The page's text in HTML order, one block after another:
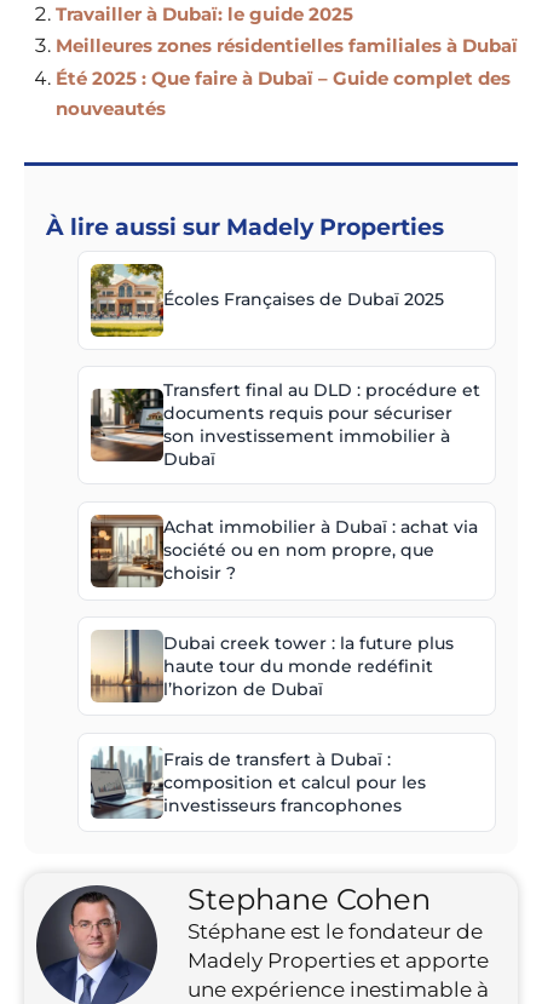
Travailler à Dubaï: le guide 2025
Meilleures zones résidentielles familiales à Dubaï
Été 2025 : Que faire à Dubaï – Guide complet des
nouveautés
À lire aussi sur Madely Properties
Écoles Françaises de Dubaï 2025
Transfert final au DLD : procédure et
documents requis pour sécuriser
son investissement immobilier à
Dubaï
Achat immobilier à Dubaï : achat via
société ou en nom propre, que
choisir ?
Dubai creek tower : la future plus
haute tour du monde redéfinit
l’horizon de Dubaï
Frais de transfert à Dubaï :
composition et calcul pour les
investisseurs francophones
Stephane Cohen
Stéphane est le fondateur de
Madely Properties et apporte
une expérience inestimable à